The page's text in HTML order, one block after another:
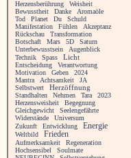
Herzensberührung
Weisheit
Bewusstheit
Danke
Aromaöle
Tod
Planet Du
Schuld
Manifestation
Fühlen
Akzeptanz
Rückschau
Transformation
Botschaft
Mars 5D
Saturn
Unterbewusstsein
Augenblick
Technik
Spass Licht
Entscheidung
Verantwortung
Motivation
Geben
2024
Mantra
Achtsamkeit
JA
Selbstwert
Herzöffnung
Standhalten
Nehmen Tara
2023
Herzensweisheit
Begegnung
Gleichgewicht
Seelengefährte
Widerstände
Universum
Zukunft
Entwicklung Energie
Weltbild Frieden
Aufmerksamkeit
Regeneration
Hochsensibel
Soulmate